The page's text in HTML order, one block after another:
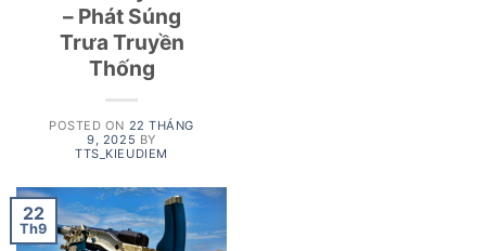
– Phát Súng
Trưa Truyền
Thống
POSTED ON 22 THÁNG
9, 2025 BY
TTS_KIEUDIEM
22
Th9